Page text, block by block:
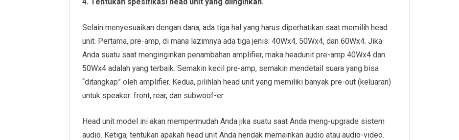
Selain menyesuaikan dengan dana, ada tiga hal yang harus diperhatikan saat memilih head
unit. Pertama, pre-amp, di mana lazimnya ada tiga jenis: 40Wx4, 50Wx4, dan 60Wx4. Jika
Anda suatu saat menginginkan penambahan amplifier, maka headunit pre-amp 40Wx4 dan
50Wx4 adalah yang terbaik. Semakin kecil pre-amp, semakin mendetail suara yang bisa
“ditangkap” oleh amplifier. Kedua, pilihlah head unit yang memiliki banyak pre-out (keluaran)
untuk speaker: front, rear, dan subwoof-er.
Head unit model ini akan mempermudah Anda jika suatu saat Anda meng-upgrade sistem
audio. Ketiga, tentukan apakah head unit Anda hendak memainkan audio atau audio-video.